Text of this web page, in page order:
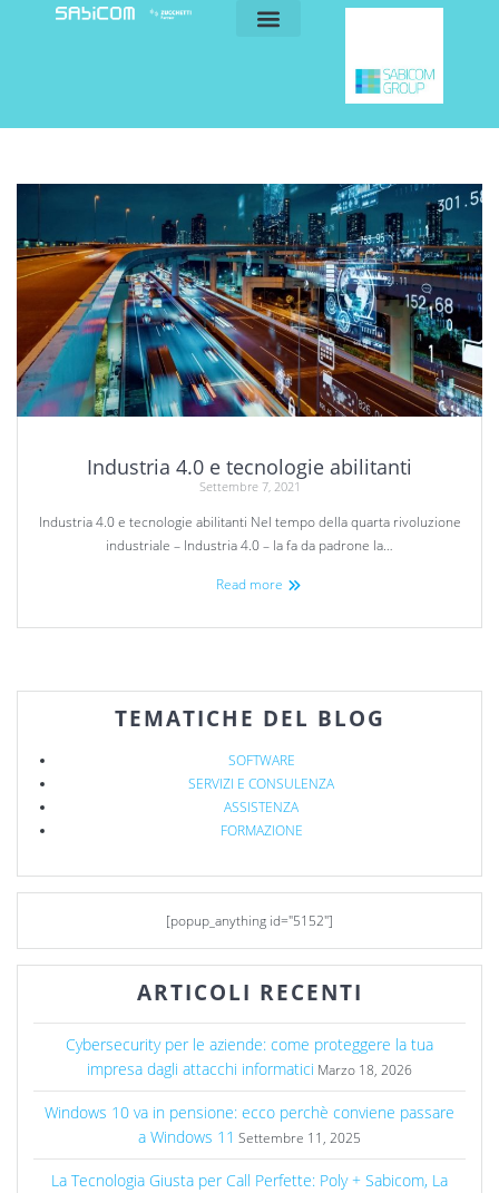
Industria 4.0 e tecnologie abilitanti
Settembre 7, 2021
Industria 4.0 e tecnologie abilitanti Nel tempo della quarta rivoluzione
industriale – Industria 4.0 – la fa da padrone la…
Read more
TEMATICHE DEL BLOG
SOFTWARE
SERVIZI E CONSULENZA
ASSISTENZA
FORMAZIONE
[popup_anything id="5152"]
ARTICOLI RECENTI
Cybersecurity per le aziende: come proteggere la tua
impresa dagli attacchi informatici Marzo 18, 2026
Windows 10 va in pensione: ecco perchè conviene passare
a Windows 11 Settembre 11, 2025
La Tecnologia Giusta per Call Perfette: Poly + Sabicom, La